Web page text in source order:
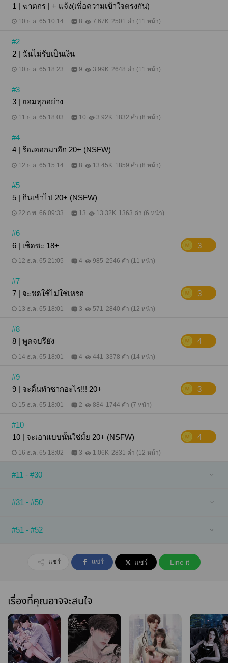
———————————————————- เรื่องนี้มี
เลิฟซีนค่อนข้างเยอะ พระเอกโหด หื่น ใจร้าย รุนแรง
1 | ฆาตกร | + แจ้ง(เพื่อความเข้าใจตรงกัน)
10 ธ.ค. 65 10:14 8 7.67K 2501 คำ (11 หน้า)
#2
2 | ฉันไม่รับเป็นเงิน
10 ธ.ค. 65 18:23 9 3.99K 2648 คำ (11 หน้า)
#3
3 | ยอมทุกอย่าง
11 ธ.ค. 65 18:03 10 3.92K 1832 คำ (8 หน้า)
#4
4 | ร้องออกมาอีก 20+ (NSFW)
12 ธ.ค. 65 15:14 8 13.45K 1859 คำ (8 หน้า)
#5
5 | กินเข้าไป 20+ (NSFW)
22 ก.พ. 66 09:33 13 13.32K 1363 คำ (6 หน้า)
#6
6 | เช็ดซะ 18+
3
12 ธ.ค. 65 21:05 4 985 2546 คำ (11 หน้า)
#7
7 | จะชดใช้ไม่ใช่เหรอ
3
13 ธ.ค. 65 18:01 3 571 2840 คำ (12 หน้า)
#8
8 | พูดจบรึยัง
4
14 ธ.ค. 65 18:01 4 441 3378 คำ (14 หน้า)
#9
9 | จะดิ้นทำซากอะไร!!! 20+
3
15 ธ.ค. 65 18:01 2 884 1744 คำ (7 หน้า)
#10
10 | จะเอาแบบนั้นใช่มั้ย 20+ (NSFW)
4
16 ธ.ค. 65 18:02 3 1.06K 2831 คำ (12 หน้า)
#11 - #30
#31 - #50
#51 - #52
แชร์ แชร์ แชร์ Line it
เรื่องที่คุณอาจจะสนใจ